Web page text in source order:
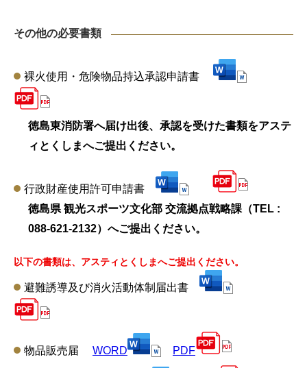
その他の必要書類
裸火使用・危険物品持込承認申請書
徳島東消防署へ届け出後、承認を受けた書類をアステ
ィとくしまへご提出ください。
行政財産使用許可申請書
徳島県 観光スポーツ文化部 交流拠点戦略課（TEL :
088-621-2132）へご提出ください。
以下の書類は、アスティとくしまへご提出ください。
避難誘導及び消火活動体制届出書
物品販売届 WORD PDF